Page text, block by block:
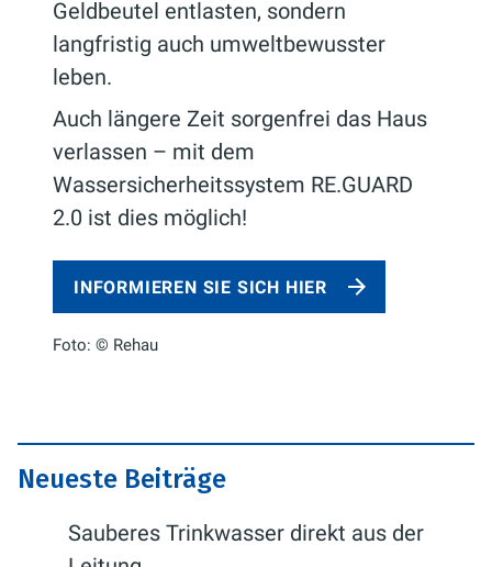
Geldbeutel entlasten, sondern
langfristig auch umweltbewusster
leben.
Auch längere Zeit sorgenfrei das Haus
verlassen – mit dem
Wassersicherheitssystem RE.GUARD
2.0 ist dies möglich!
INFORMIEREN SIE SICH HIER
Foto: © Rehau
Neueste Beiträge
Sauberes Trinkwasser direkt aus der